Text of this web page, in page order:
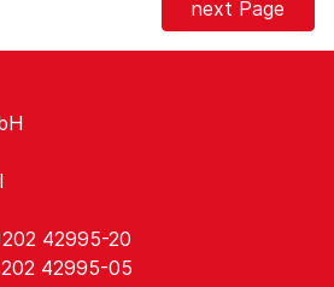
next Page
42995-20
42995-05